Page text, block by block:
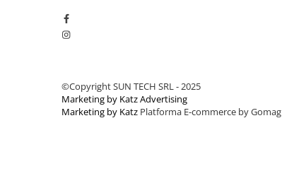
©Copyright SUN TECH SRL - 2025
Marketing by Katz Advertising
Marketing by Katz Platforma E-commerce by Gomag